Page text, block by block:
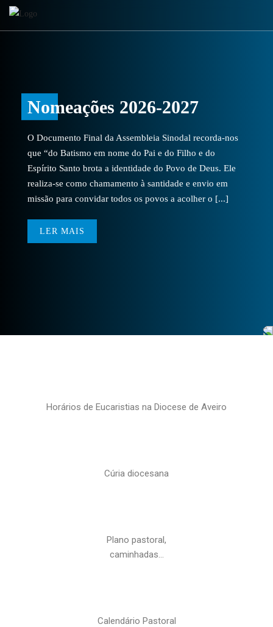
Nomeações 2026-2027
O Documento Final da Assembleia Sinodal recorda-nos
que “do Batismo em nome do Pai e do Filho e do
Espírito Santo brota a identidade do Povo de Deus. Ele
realiza-se como chamamento à santidade e envio em
missão para convidar todos os povos a acolher o [...]
LER MAIS
Horários de Eucaristias na Diocese de Aveiro
Cúria diocesana
Plano pastoral,
caminhadas…
Calendário Pastoral